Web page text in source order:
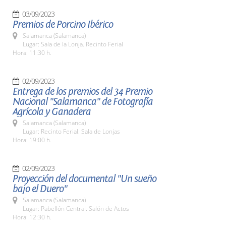
03/09/2023
Premios de Porcino Ibérico
Salamanca (Salamanca)
Lugar: Sala de la Lonja. Recinto Ferial
Hora: 11:30 h.
02/09/2023
Entrega de los premios del 34 Premio
Nacional "Salamanca" de Fotografía
Agrícola y Ganadera
Salamanca (Salamanca)
Lugar: Recinto Ferial. Sala de Lonjas
Hora: 19:00 h.
02/09/2023
Proyección del documental "Un sueño
bajo el Duero"
Salamanca (Salamanca)
Lugar: Pabellón Central. Salón de Actos
Hora: 12:30 h.